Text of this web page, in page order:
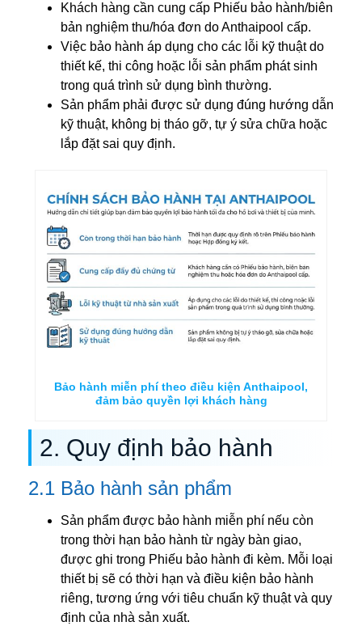
Khách hàng cần cung cấp Phiếu bảo hành/biên
bản nghiệm thu/hóa đơn do Anthaipool cấp.
Việc bảo hành áp dụng cho các lỗi kỹ thuật do
thiết kế, thi công hoặc lỗi sản phẩm phát sinh
trong quá trình sử dụng bình thường.
Sản phẩm phải được sử dụng đúng hướng dẫn
kỹ thuật, không bị tháo gỡ, tự ý sửa chữa hoặc
lắp đặt sai quy định.
Bảo hành miễn phí theo điều kiện Anthaipool,
đảm bảo quyền lợi khách hàng
2. Quy định bảo hành
2.1 Bảo hành sản phẩm
Sản phẩm được bảo hành miễn phí nếu còn
trong thời hạn bảo hành từ ngày bàn giao,
được ghi trong Phiếu bảo hành đi kèm. Mỗi loại
thiết bị sẽ có thời hạn và điều kiện bảo hành
riêng, tương ứng với tiêu chuẩn kỹ thuật và quy
định của nhà sản xuất.